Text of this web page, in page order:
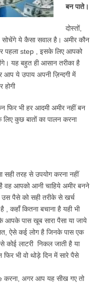
बन पाते।
दोस्तों,
ये कैसा सवाल है। अमीर कौन
पहला step , इसके लिए आपको
यह बहुत ही आसान तरीका है
ये उपाय अपनी ज़िन्दगी में
होगी
फिर भी हर आदमी अमीर नहीं बन
कुछ बातों का पालन करना
तरह से उपयोग करना नहीं
वह आपको आनी चाहिये अमीर बनने
पैसे को सही तरीके से खर्च
कहाँ कितना बचाना है यही भी
आपके पास खूब सारा पैसा या जाये
ऐसे कई लोग है जिनके पास एक
लाटरी निकल जाती है या
भी वो थोड़े दिन में सारे पैसे
करना, अगर आप यह सीख गए तो